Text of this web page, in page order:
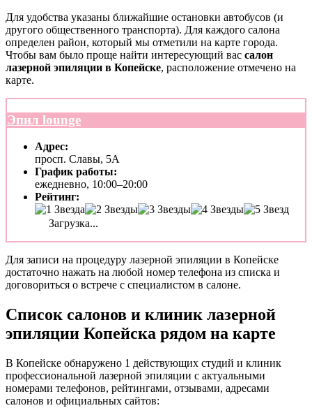
Для удобства указаны ближайшие остановки автобусов (и
другого общественного транспорта). Для каждого салона
определен район, который мы отметили на карте города.
Чтобы вам было проще найти интересующий вас салон
лазерной эпиляции в Копейске, расположение отмечено на
карте.
Эпил lounge
Адрес:
просп. Славы, 5А
График работы:
ежедневно, 10:00–20:00
Рейтинг:
Загрузка...
Для записи на процедуру лазерной эпиляции в Копейске
достаточно нажать на любой номер телефона из списка и
договориться о встрече с специалистом в салоне.
Список салонов и клиник лазерной
эпиляции Копейска рядом на карте
В Копейске обнаружено 1 действующих студий и клиник
профессиональной лазерной эпиляции с актуальными
номерами телефонов, рейтингами, отзывами, адресами
салонов и официальных сайтов: